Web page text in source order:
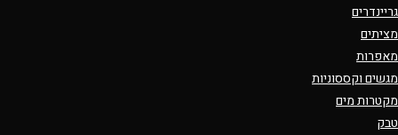
גריינדרים
מציתים
מאפרות
מגשים וקססוניות
מקטרות מים
טבק